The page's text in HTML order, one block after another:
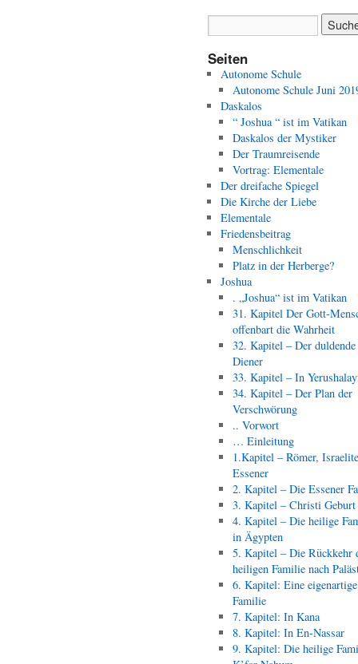
Seiten
Autonome Schule
Autonome Schule Juni
Daskalos
“ Joshua “ ist im Vatikan
Daskalos der Mystiker
Der Traumreisende
Vortrag: Elementale
Der dreifache Spiegel
Die Kirche der Liebe
Elementale
Friedensbeitrag
Menschlichkeit
Platz in der Herberge?
Joshua
. „Joshua“ ist im Vatikan
31. Kapitel Der Gott-
offenbart die Wahrheit
32. Kapitel – Der duldende
Diener
33. Kapitel – In
34. Kapitel – Der Plan der
Verschwörung
.. Vorwort
… Einleitung
1.Kapitel – Römer,
Essener
2. Kapitel – Die Essener
3. Kapitel – Christi Geburt
4. Kapitel – Die heilige
in Ägypten
5. Kapitel – Die Rückkehr
heiligen Familie nach
6. Kapitel: Eine eigenartige
Familie
7. Kapitel: In Kana
8. Kapitel: In En-Nassar
9. Kapitel: Die heilige